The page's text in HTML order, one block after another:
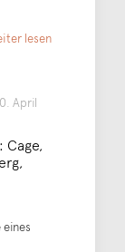
lesen
April